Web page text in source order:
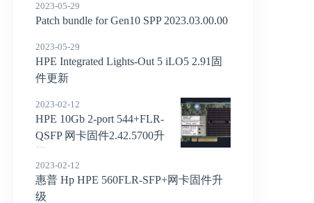
2023-05-29
Patch bundle for Gen10 SPP 2023.03.00.00
2023-05-29
HPE Integrated Lights-Out 5 iLO5 2.91固
件更新
2023-02-12
HPE 10Gb 2-port 544+FLR-
QSFP 网卡固件2.42.5700升
2023-02-12
惠普 Hp HPE 560FLR-SFP+网卡固件升
级